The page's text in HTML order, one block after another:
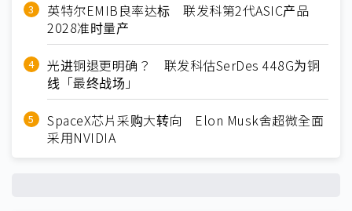
英特尔EMIB良率达标 联发科第2代ASIC产品
2028准时量产
光进铜退更明确？ 联发科估SerDes 448G为铜
线「最终战场」
SpaceX芯片采购大转向 Elon Musk舍超微全面
采用NVIDIA